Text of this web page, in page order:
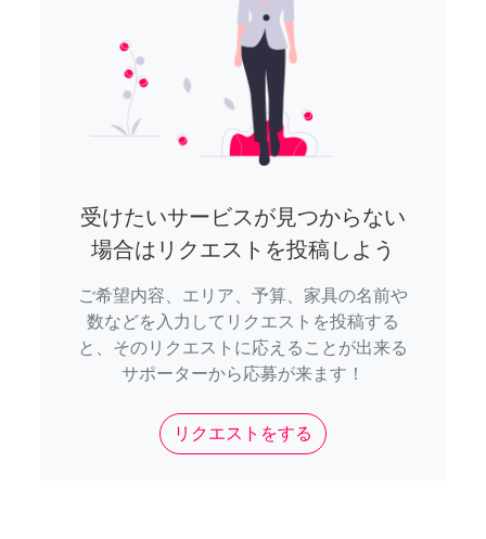
受けたいサービスが見つからない
場合はリクエストを投稿しよう
ご希望内容、エリア、予算、家具の名前や
数などを入力してリクエストを投稿する
と、そのリクエストに応えることが出来る
サポーターから応募が来ます！
リクエストをする